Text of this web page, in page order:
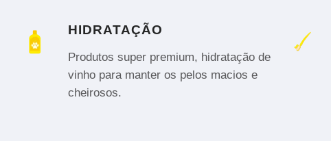
HIDRATAÇÃO
Produtos super premium, hidratação de
vinho para manter os pelos macios e
cheirosos.